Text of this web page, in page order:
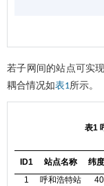
若子网间的站点可实
耦合情况如表1所示。
表1
ID1 站点名称 纬
1
呼和浩特站